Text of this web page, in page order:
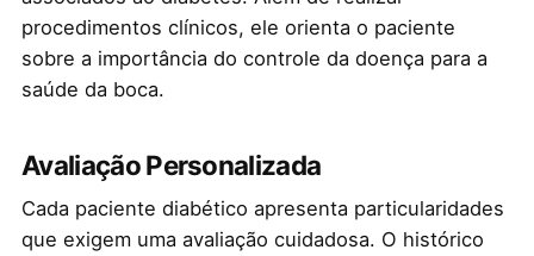
procedimentos clínicos, ele orienta o paciente
sobre a importância do controle da doença para a
saúde da boca.
Avaliação Personalizada
Cada paciente diabético apresenta particularidades
que exigem uma avaliação cuidadosa. O histórico